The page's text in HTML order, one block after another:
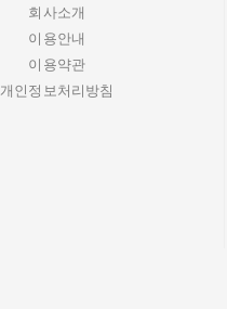
회사소개
이용안내
이용약관
개인정보처리방침